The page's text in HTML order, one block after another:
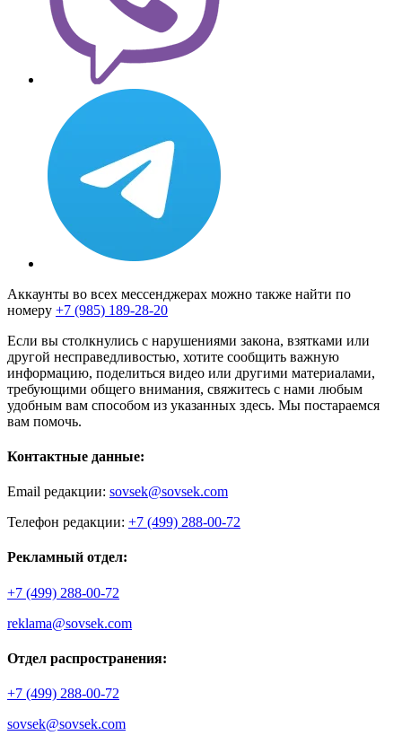
Аккаунты во всех мессенджерах можно также найти по
номеру +7 (985) 189-28-20
Если вы столкнулись с нарушениями закона, взятками или
другой несправедливостью, хотите сообщить важную
информацию, поделиться видео или другими материалами,
требующими общего внимания, свяжитесь с нами любым
удобным вам способом из указанных здесь. Мы постараемся
вам помочь.
Контактные данные:
Email редакции: sovsek@sovsek.com
Телефон редакции: +7 (499) 288-00-72
Рекламный отдел:
+7 (499) 288-00-72
reklama@sovsek.com
Отдел распространения:
+7 (499) 288-00-72
sovsek@sovsek.com